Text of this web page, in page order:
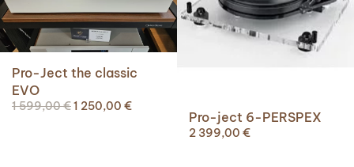
Pro-Ject the classic
EVO
1 599,00€Le
1 250,00 €Le
Pro-ject 6-PERSPEX
2 399,00 €